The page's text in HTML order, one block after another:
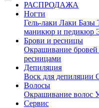
РАСПРОДАЖА
Ногти
Гель-лаки Лаки Базы
маникюр и педикюр
Брови и ресницы
Окрашивание бровей
ресницами
Депиляция
Воск для депиляции
Волосы
Окрашивание волос
Сервис